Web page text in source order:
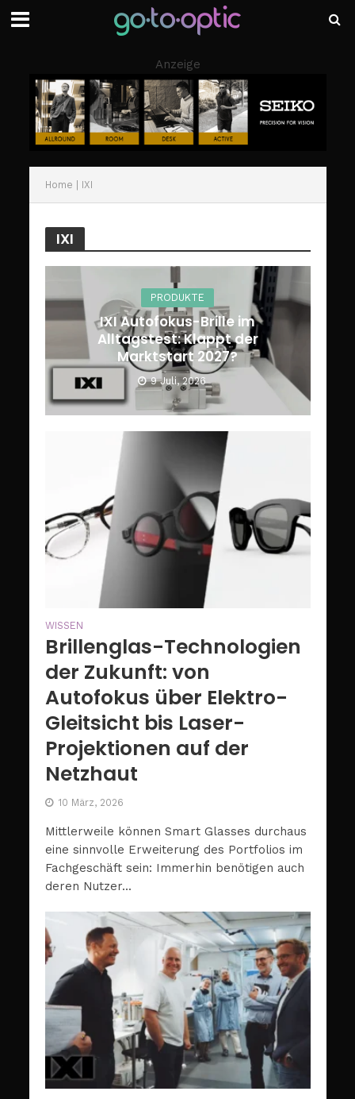
Anzeige
Home | IXI
IXI
PRODUKTE
IXI Autofokus-Brille im
Alltagstest: Klappt der
Marktstart 2027?
9 Juli, 2026
WISSEN
Brillenglas-Technologien
der Zukunft: von
Autofokus über Elektro-
Gleitsicht bis Laser-
Projektionen auf der
Netzhaut
10 März, 2026
Mittlerweile können Smart Glasses durchaus
eine sinnvolle Erweiterung des Portfolios im
Fachgeschäft sein: Immerhin benötigen auch
deren Nutzer...